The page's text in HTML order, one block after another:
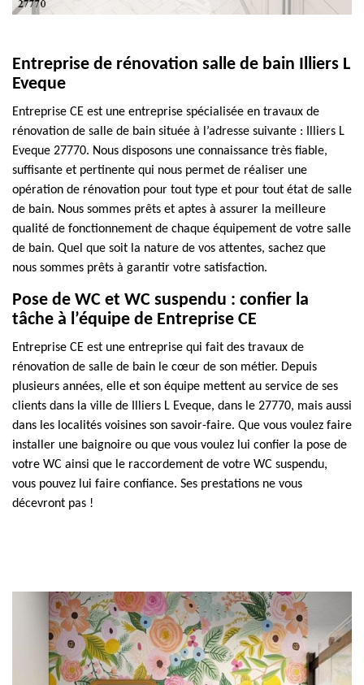
Entreprise de rénovation salle de bain Illiers L
Eveque
Entreprise CE est une entreprise spécialisée en travaux de
rénovation de salle de bain située à l’adresse suivante : Illiers L
Eveque 27770. Nous disposons une connaissance très fiable,
suffisante et pertinente qui nous permet de réaliser une
opération de rénovation pour tout type et pour tout état de salle
de bain. Nous sommes prêts et aptes à assurer la meilleure
qualité de fonctionnement de chaque équipement de votre salle
de bain. Quel que soit la nature de vos attentes, sachez que
nous sommes prêts à garantir votre satisfaction.
Pose de WC et WC suspendu : confier la
tâche à l’équipe de Entreprise CE
Entreprise CE est une entreprise qui fait des travaux de
rénovation de salle de bain le cœur de son métier. Depuis
plusieurs années, elle et son équipe mettent au service de ses
clients dans la ville de Illiers L Eveque, dans le 27770, mais aussi
dans les localités voisines son savoir-faire. Que vous voulez faire
installer une baignoire ou que vous voulez lui confier la pose de
votre WC ainsi que le raccordement de votre WC suspendu,
vous pouvez lui faire confiance. Ses prestations ne vous
décevront pas !